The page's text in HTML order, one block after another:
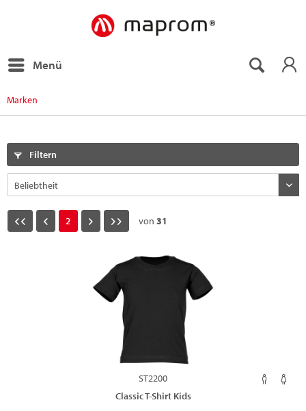
Menü
Marken
Filtern
2 von 31
ST2200
Classic T-Shirt Kids